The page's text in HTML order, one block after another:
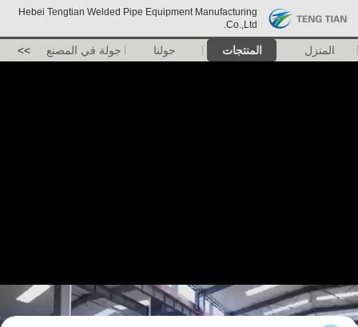
Hebei Tengtian Welded Pipe Equipment Manufacturing
Co.,Ltd.
المنزل المنتجات حولنا جولة في المصنع >>